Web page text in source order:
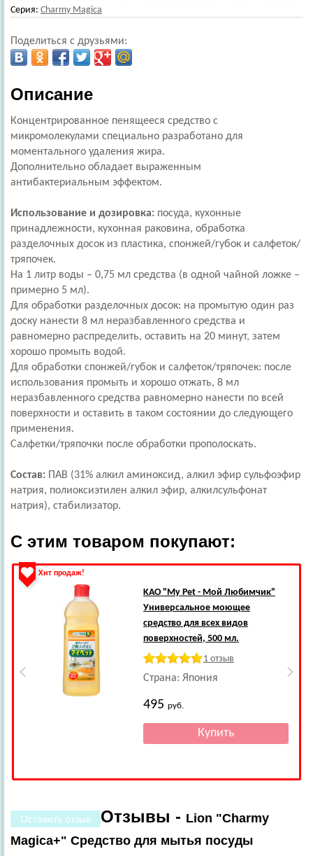
Серия: Charmy Magica
Поделиться с друзьями:
Описание
Концентрированное пенящееся средство с
микромолекулами специально разработано для
моментального удаления жира.
Дополнительно обладает выраженным
антибактериальным эффектом.
Использование и дозировка: посуда, кухонные
принадлежности, кухонная раковина, обработка
разделочных досок из пластика, спонжей/губок и салфеток/
тряпочек.
На 1 литр воды – 0,75 мл средства (в одной чайной ложке –
примерно 5 мл).
Для обработки разделочных досок: на промытую один раз
доску нанести 8 мл неразбавленного средства и
равномерно распределить, оставить на 20 минут, затем
хорошо промыть водой.
Для обработки спонжей/губок и салфеток/тряпочек: после
использования промыть и хорошо отжать, 8 мл
неразбавленного средства равномерно нанести по всей
поверхности и оставить в таком состоянии до следующего
применения.
Салфетки/тряпочки после обработки прополоскать.
Состав: ПАВ (31% алкил аминоксид, алкил эфир сульфоэфир
натрия, полиоксиэтилен алкил эфир, алкилcульфонат
натрия), стабилизатор.
С этим товаром покупают:
Хит продаж!
KAO"My Pet - Мой Любимчик"
Универсальное моющее
средство для всех видов
поверхностей, 500 мл.
1 отзыв
Страна: Япония
495руб.
Оставить отзыв Отзывы - Lion "Charmy
Magica+" Средство для мытья посуды